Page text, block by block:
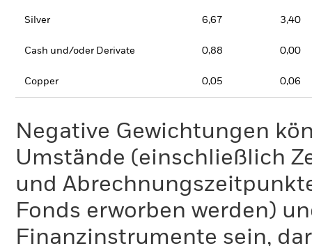
Silver 6,67 3,40
Cash und/oder Derivate 0,88 0,00
Copper 0,05 0,06
Negative Gewichtungen
Umstände (einschließlich
und
Fonds erworben werden)
Finanzinstrumente sein,